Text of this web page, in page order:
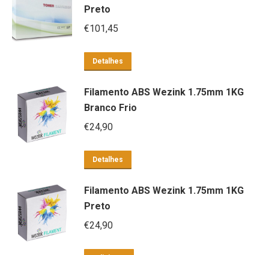
Preto
€101,45
Detalhes
Filamento ABS Wezink 1.75mm 1KG
Branco Frio
€24,90
Detalhes
Filamento ABS Wezink 1.75mm 1KG
Preto
€24,90